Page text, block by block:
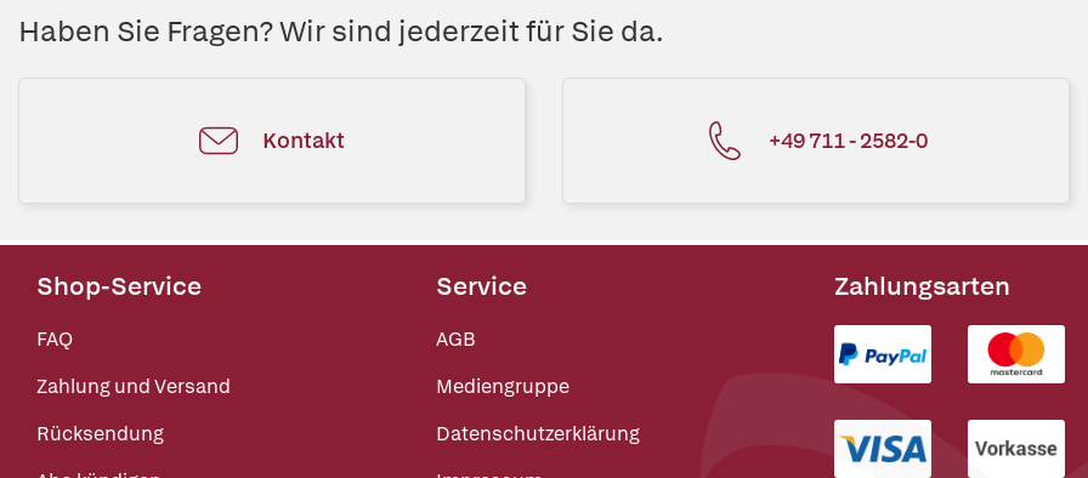
Haben Sie Fragen? Wir sind jederzeit für Sie da.
Kontakt +49 711 - 2582-0
Shop-Service
FAQ
Zahlung und Versand
Rücksendung
Service
AGB
Mediengruppe
Datenschutzerklärung
Zahlungsarten